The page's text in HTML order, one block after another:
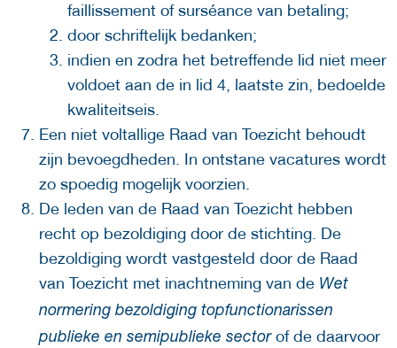
faillissement of surséance van betaling;
door schriftelijk bedanken;
indien en zodra het betreffende lid niet meer
voldoet aan de in lid 4, laatste zin, bedoelde
kwaliteitseis.
Een niet voltallige Raad van Toezicht behoudt
zijn bevoegdheden. In ontstane vacatures wordt
zo spoedig mogelijk voorzien.
De leden van de Raad van Toezicht hebben
recht op bezoldiging door de stichting. De
bezoldiging wordt vastgesteld door de Raad
van Toezicht met inachtneming van de Wet
normering bezoldiging topfunctionarissen
publieke en semipublieke sectorof de daarvoor